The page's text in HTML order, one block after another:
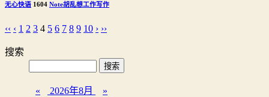
无心快语 1604 Note胡乱想工作写作
‹‹ ‹ 1 2 3 4 5 6 7 8 9 10 › ››
搜索
« 2026年8月 »